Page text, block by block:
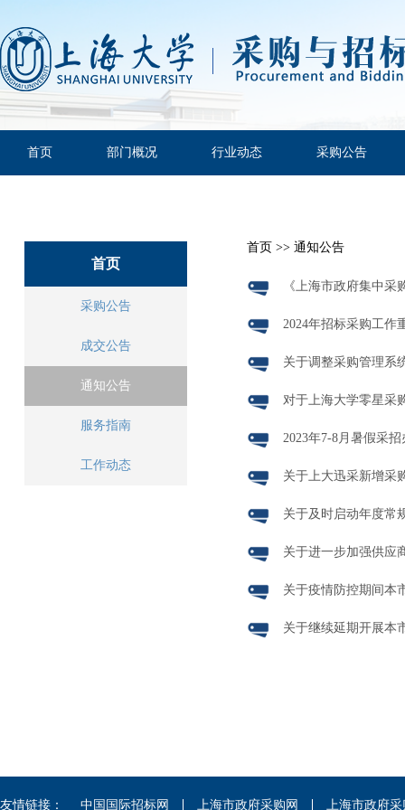
首页 部门概况 行业动态 采购公告
首页
采购公告
成交公告
通知公告
服务指南
工作动态
首页 >> 通知公告
《上海市政府集中
2024年招标采购工作
关于调整采购管理系
对于上海大学零星采
2023年7-8月暑假采
关于上大迅采新增采
关于及时启动年度常
关于进一步加强供应
关于疫情防控期间本
关于继续延期开展本
友情链接： 中国国际招标网 上海市政府采购网 上海市政府